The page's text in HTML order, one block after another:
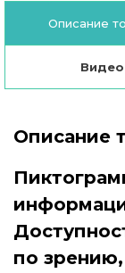
Описание
Видео
Описание
по